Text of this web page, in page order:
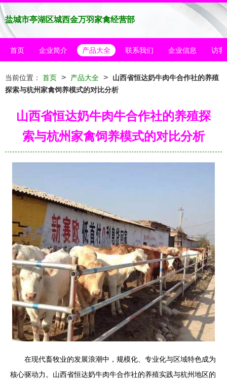
盐城市亭湖区城西金万羽家禽经营部
首页 企业简介 产品大全 联系我们 企业信息 访客
当前位置： 首页 > 产品大全 >
山西省恒达奶牛肉牛合作社的养殖
探索与杭州家禽饲养模式的对比分析
山西省恒达奶牛肉牛合作社的养殖探
索与杭州家禽饲养模式的对比分析
在现代畜牧业的发展浪潮中，规模化、专业化与区域特色成为
核心驱动力。山西省恒达奶牛肉牛合作社的养殖实践与杭州地区的